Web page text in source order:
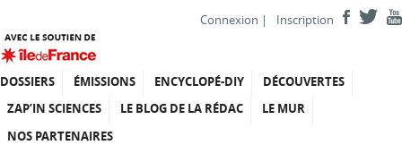
Connexion | Inscription
DOSSIERS ÉMISSIONS ENCYCLOPÉ-DIY
DÉCOUVERTES
ZAP’IN SCIENCES
LE BLOG DE LA RÉDAC
LE MUR
NOS PARTENAIRES